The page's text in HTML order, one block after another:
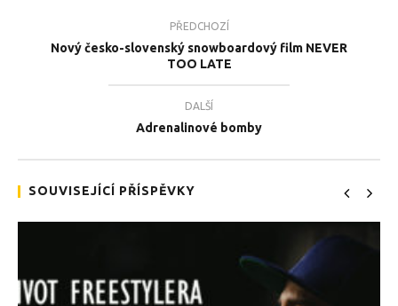
TEĎ PROHLÍŽENÉ
10.1.2018
PŘEDCHOZÍ
Nový česko-slovenský snowboardový film NEVER
TOO LATE
DALŠÍ
Adrenalinové bomby
SOUVISEJÍCÍ PŘÍSPĚVKY